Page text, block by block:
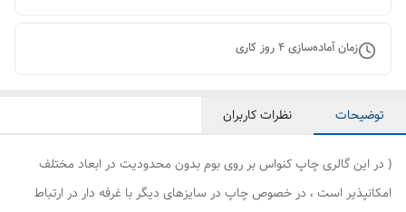
زمان آماده‌سازی4روز کاری
توضیحات نظرات کاربران
( در این گالری چاپ کنواس بر روی بوم بدون محدودیت در ابعاد مختلف
امکانپذیر است ، در خصوص چاپ در سایزهای دیگر با غرفه دار در ارتباط